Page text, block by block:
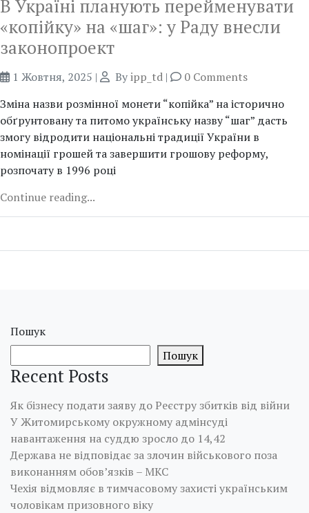
В Україні планують перейменувати
«копійку» на «шаг»: у Раду внесли
законопроект
1 Жовтня, 2025 | Byipp_td |
0 Comments
Зміна назви розмінної монети “копійка” на історично
обґрунтовану та питомо українську назву “шаг” дасть
змогу відродити національні традиції України в
номінації грошей та завершити грошову реформу,
розпочату в 1996 році
Continue reading...
Пошук
Пошук
Recent Posts
Як бізнесу подати заяву до Реєстру збитків від війни
У Житомирському окружному адмінсуді
навантаження на суддю зросло до 14,42
Держава не відповідає за злочин військового поза
виконанням обов’язків – МКС
Чехія відмовляє в тимчасовому захисті українським
чоловікам призовного віку